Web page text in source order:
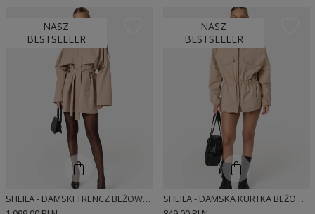
NASZ
BESTSELLER
SHEILA - DAMSKI TRENCZ BEŻOWY Z WYSOKIM KOŁNIERZEM 'MAISON'
NASZ
BESTSELLER
SHEILA - DAMSKA KURTKA BEŻOWA O WYDŁUŻONYM KROJU 'SHELTER'